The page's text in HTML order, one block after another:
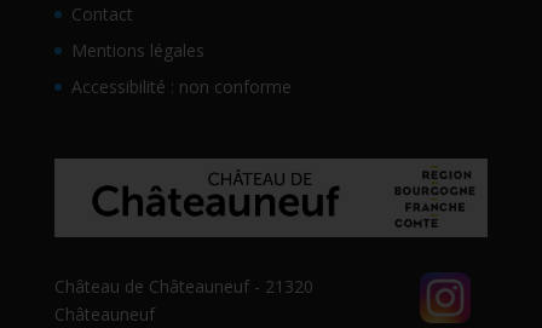
Contact
Mentions légales
Accessibilité : non conforme
Château de Châteauneuf - 21320
Châteauneuf